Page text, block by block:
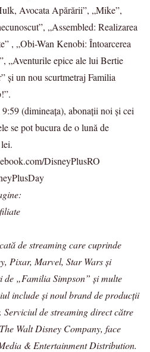
Avocata Apărării”, „Mike”,
„Assembled: Realizarea
, „Obi-Wan Kenobi: Întoarcerea
„Aventurile epice ale lui Bertie
și un nou scurtmetraj Familia
(dimineața), abonații noi și cei
se pot bucura de o lună de
DisneyPlusRO
de streaming care cuprinde
Pixar, Marvel, Star Wars și
„Familia Simpson” și multe
include și noul brand de producții
Serviciul de streaming direct către
Walt Disney Company, face
& Entertainment Distribution.